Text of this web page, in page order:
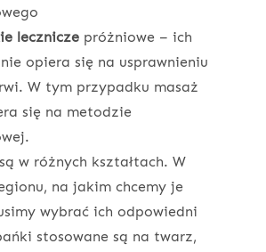
lecznicze próżniowe – ich
opiera się na usprawnieniu
W tym przypadku masaż
się na metodzie
są w różnych kształtach. W
na jakim chcemy je
wybrać ich odpowiedni
stosowane są na twarz,